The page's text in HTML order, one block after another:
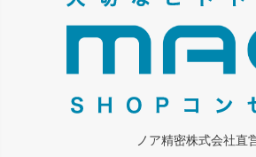
ノア精密株式会社直